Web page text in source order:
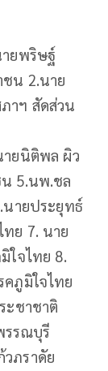
ยพริษฐ์
น 2.นาย
าฯ สัดส่วน
ายนิติพล ผิว
5.นพ.ชล
ายประยุทธ์
ย 7. นาย
ใจไทย 8.
ภูมิใจไทย
ะชาชาติ
รรณบุรี
ภราดัย